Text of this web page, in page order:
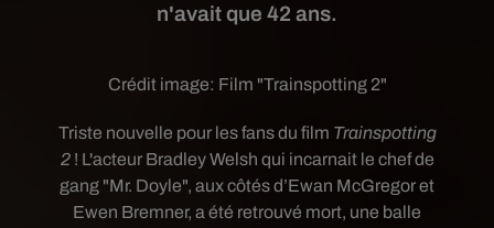
n'avait que 42 ans.
Crédit image: Film "Trainspotting 2"
Triste nouvelle pour les fans du film Trainspotting
2! L'acteur Bradley Welsh qui incarnait le chef de
gang "Mr. Doyle", aux côtés d’Ewan McGregor et
Ewen Bremner, a été retrouvé mort, une balle